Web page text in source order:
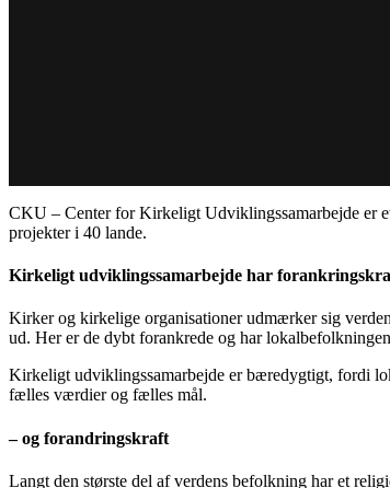
CKU – Center for Kirkeligt Udviklingssamarbejde er
projekter i 40 lande.
Kirkeligt udviklingssamarbejde har
Kirker og kirkelige organisationer udmærker sig
ud. Her er de dybt forankrede og har
Kirkeligt udviklingssamarbejde er bæredygtigt, fordi
fælles værdier og fælles mål.
– og forandringskraft
Langt den største del af verdens befolkning har et